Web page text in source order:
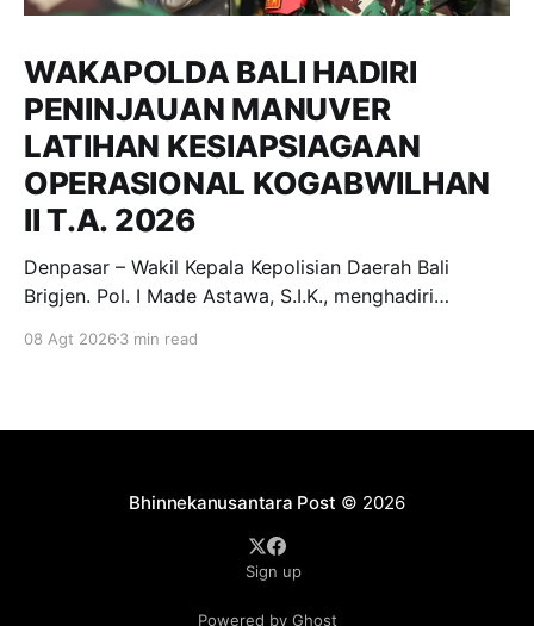
WAKAPOLDA BALI HADIRI
PENINJAUAN MANUVER
LATIHAN KESIAPSIAGAAN
OPERASIONAL KOGABWILHAN
II T.A. 2026
Denpasar – Wakil Kepala Kepolisian Daerah Bali
Brigjen. Pol. I Made Astawa, S.I.K., menghadiri
Latihan Kesiapsiagaan Operasional (LKO)
Mandala Renon, Denpasar. Sabtu, (8/8/2026).
08 Agt 2026 3 min read
Bhinnekanusantara Post © 2026
Sign up
Powered by Ghost